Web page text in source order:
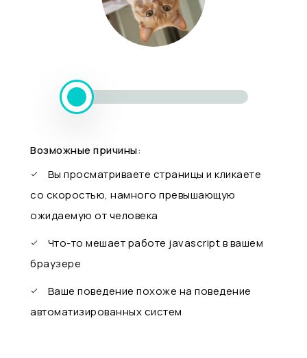
Возможные причины:
Вы просматриваете страницы и кликаете
со скоростью, намного превышающую
ожидаемую от человека
Что-то мешает работе javascript в вашем
браузере
Ваше поведение похоже на поведение
автоматизированных систем